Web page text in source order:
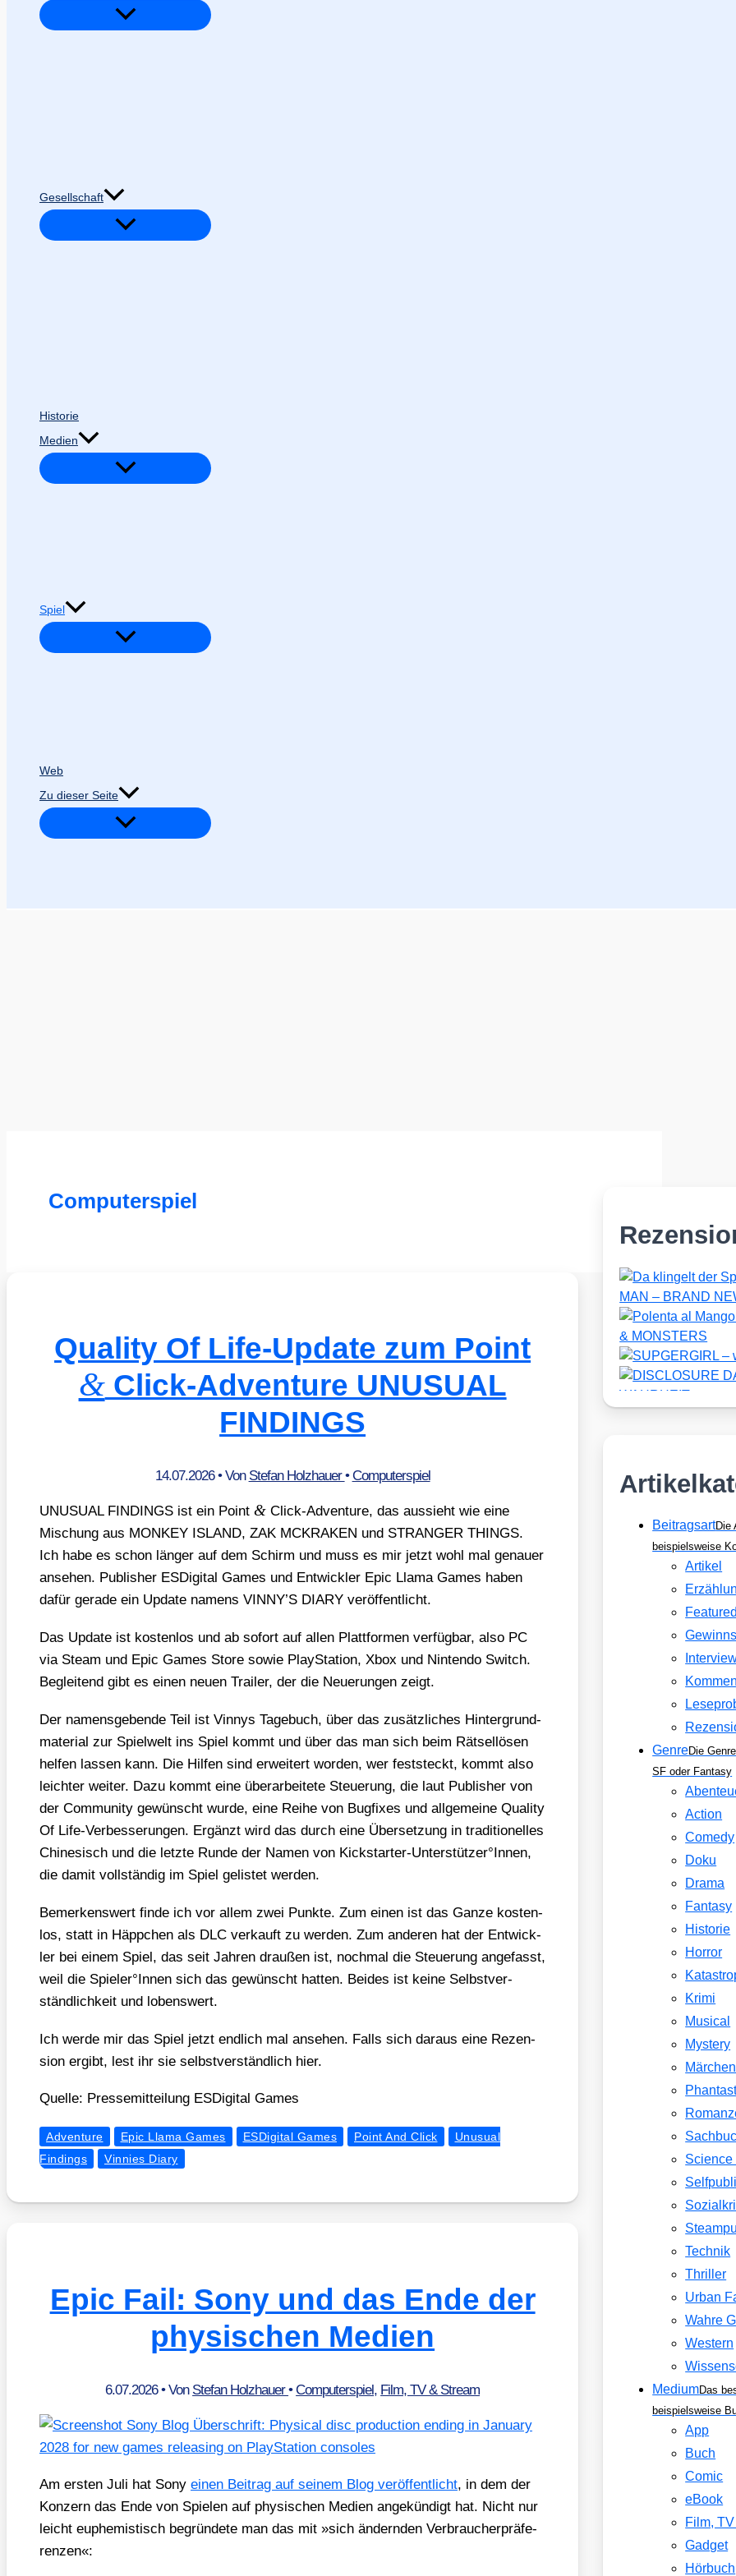
Gesellschaft
Historie
Medien
Spiel
Web
Zu dieser Seite
Computerspiel
Quality Of Life-Update zum Point
&Click-Adventure UNUSUAL
FINDINGS
14.07.2026• Von Stefan Holzhauer•Computerspiel
UNUSUAL FINDINGS ist ein Point & Click-Adven­ture, das aus­sieht wie eine
Mischung aus MONKEY ISLAND, ZAK MCKRAKEN und STRANGER THINGS.
Ich habe es schon län­ger auf dem Schirm und muss es mir jetzt wohl mal genau­er
anse­hen. Publisher ESDi­gi­tal Games und Ent­wick­ler Epic Llama Games haben
dafür gera­de ein Update namens VINNY’S DIARY ver­öf­fent­licht.
Das Update ist kos­ten­los und ab sofort auf allen Platt­for­men ver­füg­bar, also PC
via Steam und Epic Games Store sowie Play­Sta­ti­on, Xbox und Nin­ten­do Switch.
Beglei­tend gibt es einen neu­en Trai­ler, der die Neue­run­gen zeigt.
Der namens­ge­ben­de Teil ist Vin­nys Tage­buch, über das zusätz­li­ches Hin­ter­grund­
ma­te­ri­al zur Spiel­welt ins Spiel kommt und über das man sich beim Rät­sel­lösen
hel­fen las­sen kann. Die Hil­fen sind erwei­tert wor­den, wer fest­steckt, kommt also
leich­ter wei­ter. Dazu kommt eine über­ar­bei­te­te Steue­rung, die laut Publisher von
der Com­mu­ni­ty gewünscht wur­de, eine Rei­he von Bug­fi­xes und all­ge­mei­ne Qua­li­ty
Of Life-Ver­bes­se­run­gen. Ergänzt wird das durch eine Über­set­zung in tra­di­tio­nel­les
Chi­ne­sisch und die letz­te Run­de der Namen von Kickstarter-Unterstützer°Innen,
die damit voll­stän­dig im Spiel gelis­tet wer­den.
Bemer­kens­wert fin­de ich vor allem zwei Punk­te. Zum einen ist das Gan­ze kos­ten­
los, statt in Häpp­chen als DLC ver­kauft zu wer­den. Zum ande­ren hat der Ent­wick­
ler bei einem Spiel, das seit Jah­ren drau­ßen ist, noch­mal die Steue­rung ange­fasst,
weil die Spieler°Innen sich das gewünscht hat­ten. Bei­des ist kei­ne Selbst­ver­
ständ­lich­keit und lobens­wert.
Ich wer­de mir das Spiel jetzt end­lich mal anse­hen. Falls sich dar­aus eine Rezen­
si­on ergibt, lest ihr sie selbst­ver­ständ­lich hier.
Quel­le: Pres­se­mit­tei­lung ESDi­gi­tal Games
Adventure Epic Llama Games ESDigital Games Point And Click
Unusual
Findings
Vinnies Diary
Epic Fail: Sony und das Ende der
physischen Medien
6.07.2026• Von Stefan Holzhauer•Computerspiel, Film, TV & Stream
Am ers­ten Juli hat Sony einen Bei­trag auf sei­nem Blog ver­öf­fent­licht, in dem der
Kon­zern das Ende von Spie­len auf phy­si­schen Medi­en ange­kün­digt hat. Nicht nur
leicht euphe­mis­tisch begrün­de­te man das mit »sich ändern­den Ver­brau­cher­prä­fe­
ren­zen«:
BeitragsartDie
beispielsweise
Artikel
GenreDie
SF oder Fantasy
Action
Comedy
Doku
Drama
Fantasy
Historie
Horror
Krimi
Musical
Mystery
Märchen
Science
Technik
Thriller
Urban
Wahre
Western
MediumDas
beispielsweise
App
Buch
Comic
eBook
Film,
Gadget
Hörbuch